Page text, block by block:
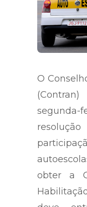
O
obter a